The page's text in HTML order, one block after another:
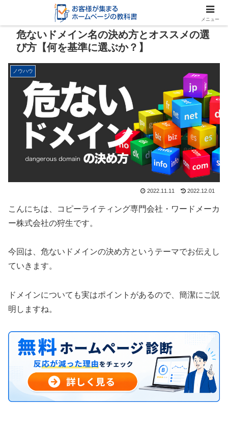
危ないドメイン名の決め方とオススメの選
び方【何を基準に選ぶか？】
ノウハウ
2022.11.11 2022.12.01
こんにちは、コピーライティング専門会社・ワードメーカ
ー株式会社の狩生です。
今回は、危ないドメインの決め方というテーマでお伝えし
ていきます。
ドメインについても実はポイントがあるので、簡潔にご説
明しますね。
メニュー